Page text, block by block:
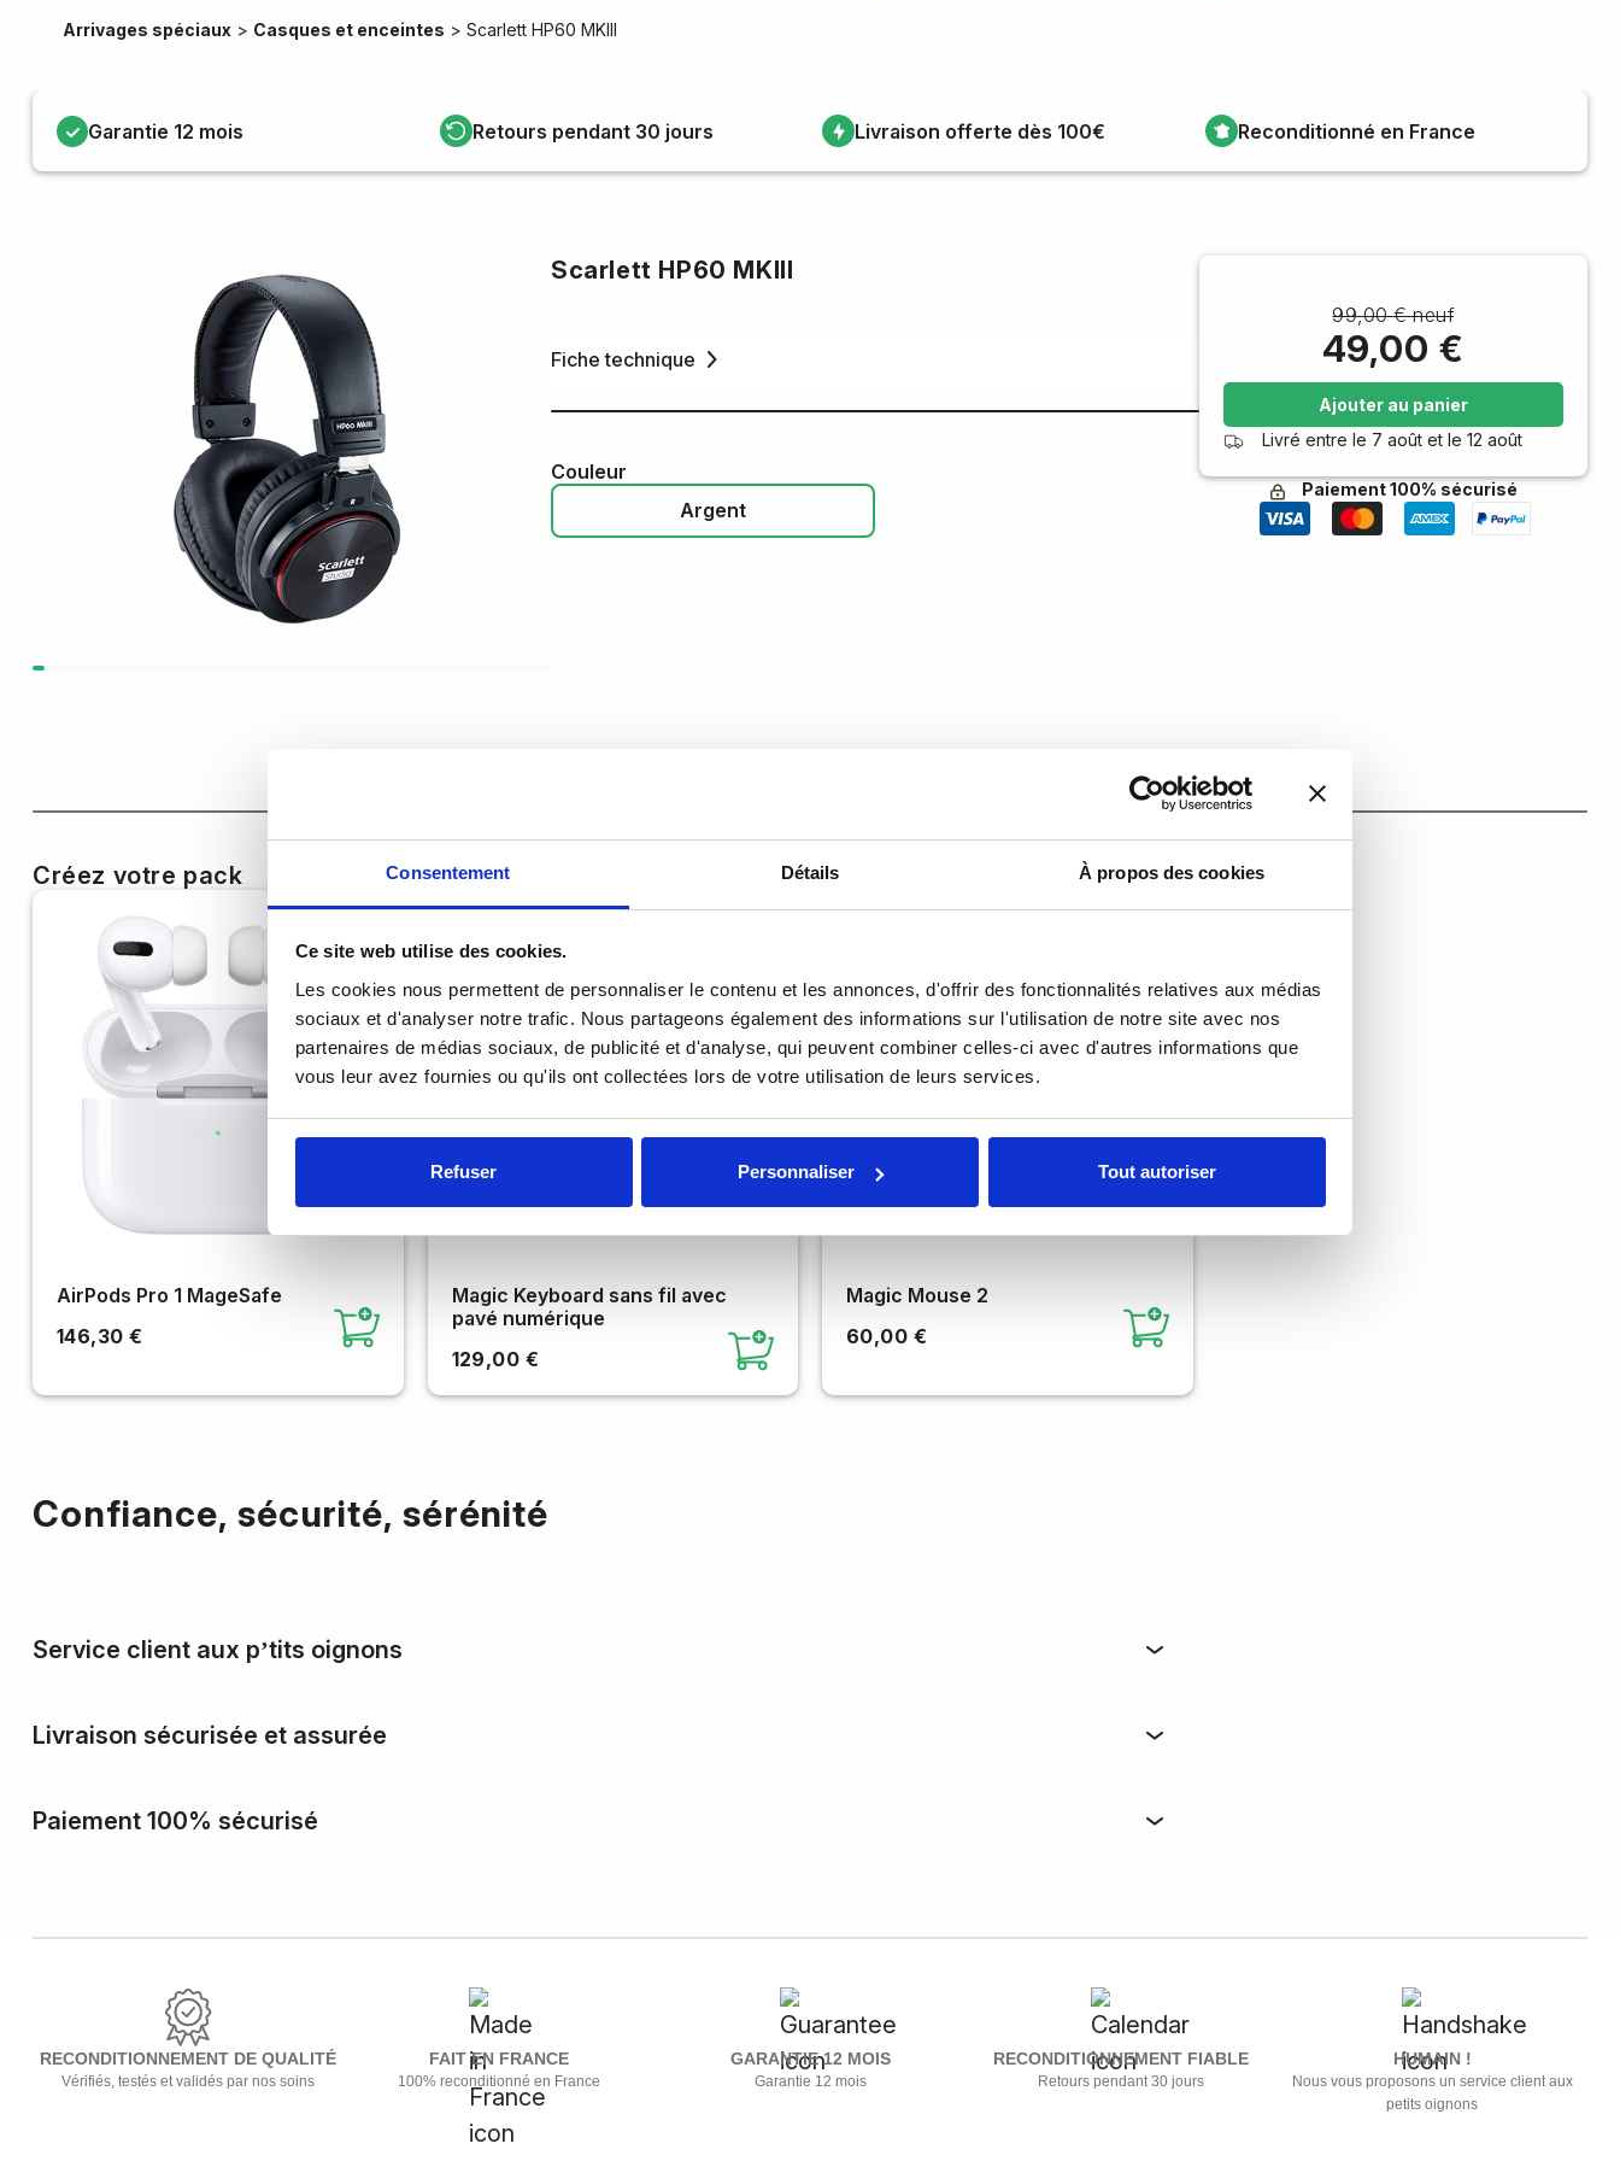
Consentement Détails À propos des cookies
Ce site web utilise des cookies.
Les cookies nous permettent de personnaliser le contenu et les annonces, d'offrir des fonctionnalités relatives aux médias
sociaux et d'analyser notre trafic. Nous partageons également des informations sur l'utilisation de notre site avec nos
partenaires de médias sociaux, de publicité et d'analyse, qui peuvent combiner celles-ci avec d'autres informations que
vous leur avez fournies ou qu'ils ont collectées lors de votre utilisation de leurs services.
Refuser Personnaliser Tout autoriser
Arrivages spéciaux > Casques et enceintes > Scarlett HP60 MKIII
Garantie 12 mois Retours pendant 30 jours Livraison offerte dès 100€ Reconditionné en France
Scarlett HP60 MKIII
Fiche technique
Couleur
Argent
99,00 € neuf
49,00 €
Ajouter au panier
Livré entre le 7 aoûtet le 12 août
Paiement 100% sécurisé
Créez votre pack
AirPods Pro 1 MageSafe
146,30 €
Magic Keyboard sans fil avec
pavé numérique
129,00 €
Magic Mouse 2
60,00 €
Confiance, sécurité, sérénité
Service client aux p’tits oignons
Livraison sécurisée et assurée
Paiement 100% sécurisé
RECONDITIONNEMENT DE QUALITÉ
Vérifiés, testés et validés par nos soins
FAIT EN FRANCE
100% reconditionné en France
GARANTIE 12 MOIS
Garantie 12 mois
RECONDITIONNEMENT FIABLE
Retours pendant 30 jours
HUMAIN !
Nous vous proposons un service client aux
petits oignons